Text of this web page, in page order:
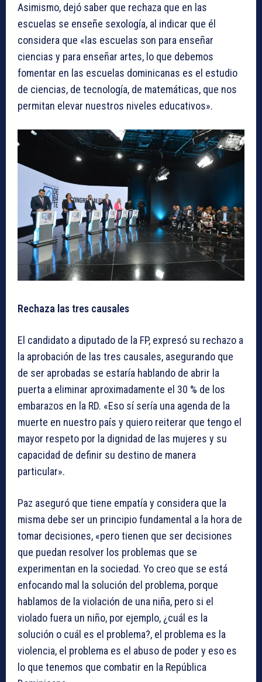
Asimismo, dejó saber que rechaza que en las
escuelas se enseñe sexología, al indicar que él
considera que «las escuelas son para enseñar
ciencias y para enseñar artes, lo que debemos
fomentar en las escuelas dominicanas es el estudio
de ciencias, de tecnología, de matemáticas, que nos
permitan elevar nuestros niveles educativos».
Rechaza las tres causales
El candidato a diputado de la FP, expresó su rechazo a
la aprobación de las tres causales, asegurando que
de ser aprobadas se estaría hablando de abrir la
puerta a eliminar aproximadamente el 30 % de los
embarazos en la RD. «Eso sí sería una agenda de la
muerte en nuestro país y quiero reiterar que tengo el
mayor respeto por la dignidad de las mujeres y su
capacidad de definir su destino de manera
particular».
Paz aseguró que tiene empatía y considera que la
misma debe ser un principio fundamental a la hora de
tomar decisiones, «pero tienen que ser decisiones
que puedan resolver los problemas que se
experimentan en la sociedad. Yo creo que se está
enfocando mal la solución del problema, porque
hablamos de la violación de una niña, pero si el
violado fuera un niño, por ejemplo, ¿cuál es la
solución o cuál es el problema?, el problema es la
violencia, el problema es el abuso de poder y eso es
lo que tenemos que combatir en la República